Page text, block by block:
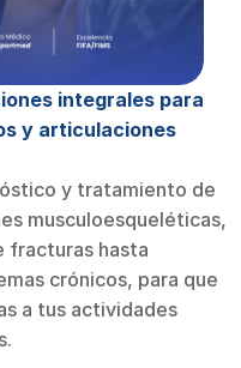
integrales para
y articulaciones
y tratamiento de
musculoesqueléticas,
fracturas hasta
crónicos, para que
a tus actividades